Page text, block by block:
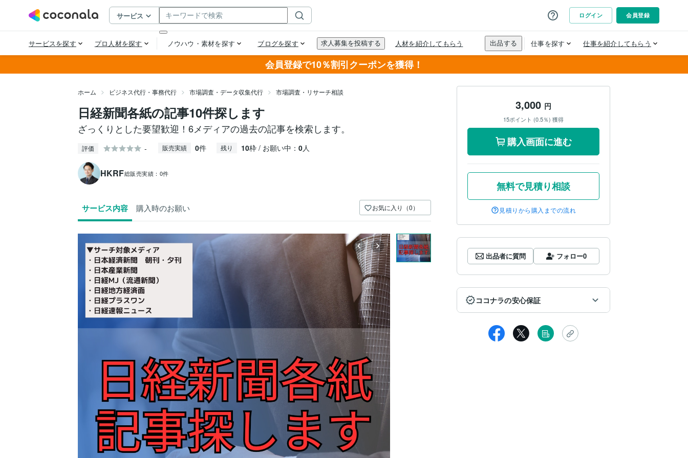
会員登録で10％割引クーポンを獲得！
ホーム ビジネス代行・事務代行 市場調査・データ収集代行 市場調査・リサーチ相談
日経新聞各紙の記事10件探します
ざっくりとした要望歓迎！6メディアの過去の記事を検索します。
評価 - 販売実績 0件 残り 10枠 / お願い中： 0人
HKRF総販売実績： 0件
サービス内容 購入時のお願い お気に入り（0）
3,000 円
15ポイント (0.5％) 獲得
購入画面に進む
無料で見積り相談
見積りから購入までの流れ
出品者に質問 フォロー0
ココナラの安心保証